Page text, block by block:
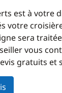
est à votre
votre
sera
vous
gratuits et